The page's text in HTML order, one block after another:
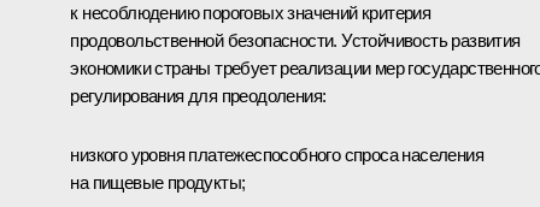
к несоблюдению пороговых значений критерия
продовольственной безопасности. Устойчивость развития
экономики страны требует реализации мер
регулирования для преодоления:
низкого уровня платежеспособного спроса населения
на пищевые продукты;